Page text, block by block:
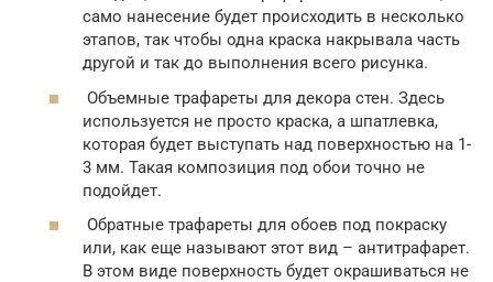
само нанесение будет происходить в несколько
этапов, так чтобы одна краска накрывала часть
другой и так до выполнения всего рисунка.
Объемные трафареты для декора стен. Здесь
используется не просто краска, а шпатлевка,
которая будет выступать над поверхностью на 1-
3 мм. Такая композиция под обои точно не
подойдет.
Обратные трафареты для обоев под покраску
или, как еще называют этот вид – антитрафарет.
В этом виде поверхность будет окрашиваться не